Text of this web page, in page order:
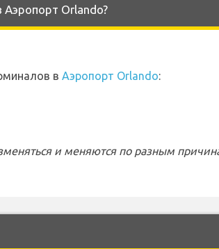
Orlando?
в Аэропорт Orlando:
и меняются по разным